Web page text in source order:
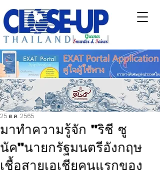
มาทำความรู้จัก "ริชี ซู
นัค"นายกรัฐมนตรีอังกฤษ
เชื้อสายเอเชียคนแรกของ
25 ต.ค. 2565